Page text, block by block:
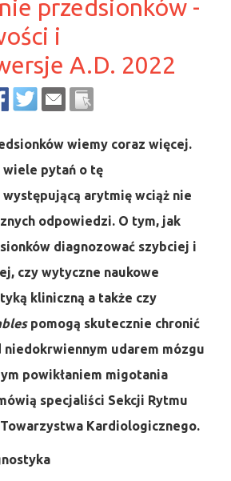
przedsionków -
i
A.D. 2022
wiemy coraz więcej.
wiele pytań o tę
arytmię wciąż nie
odpowiedzi. O tym, jak
diagnozować szybciej i
czy wytyczne naukowe
kliniczną a także czy
pomogą skutecznie chronić
udarem mózgu
powikłaniem migotania
specjaliści Sekcji Rytmu
Kardiologicznego.